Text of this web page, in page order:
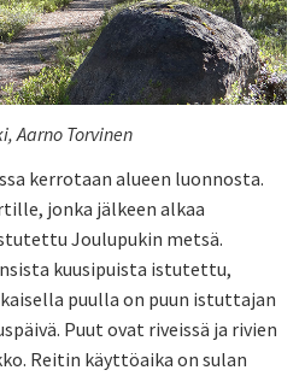
Aarno Torvinen
kerrotaan alueen luonnosta.
jonka jälkeen alkaa
Joulupukin metsä.
kuusipuista istutettu,
puulla on puun istuttajan
Puut ovat riveissä ja rivien
Reitin käyttöaika on sulan